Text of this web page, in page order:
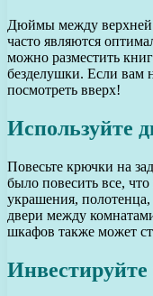
Дюймы между верхней
часто являются
можно разместить
безделушки. Если вам
посмотреть вверх!
Используйте
Повесьте крючки на
было повесить все,
украшения,
двери между
шкафов также может